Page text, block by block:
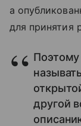
а
для принятия
другой